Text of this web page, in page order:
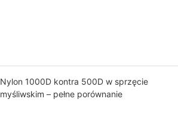
Nylon 1000D kontra 500D w sprzęcie
myśliwskim – pełne porównanie